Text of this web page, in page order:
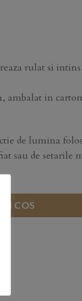
rulat si
ambalat in
de lumina
sau de setarile
IN COS